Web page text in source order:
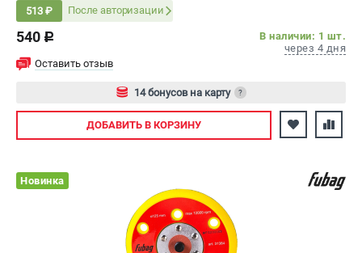
ПОДДЕРЖКА
Сервисный центр
ИНФОРМАЦИЯ
О бренде
Пользовательское соглашение
513 ₽ После авторизации
540 c
В наличии: 1 шт.
через 4 дня
Оставить отзыв
14 бонусов на карту ?
Авторизуйтесь
ДОБАВИТЬ В КОРЗИНУ
Новинка